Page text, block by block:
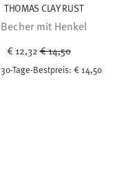
THOMAS CLAY RUST
Becher mit Henkel
€ 12,32 Price reduced from
€ 14,50
30-Tage-Bestpreis:€ 14,50